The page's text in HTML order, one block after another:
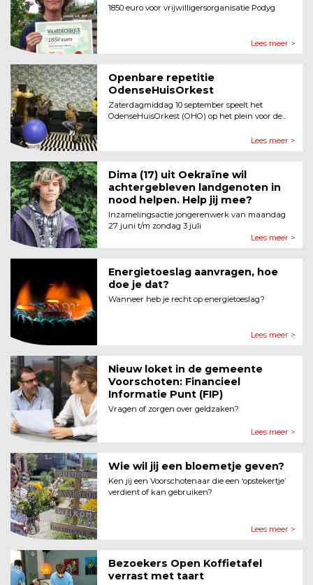
1850 euro voor vrijwilligersorganisatie Podyg
Lees meer >
Openbare repetitie
OdenseHuisOrkest
Zaterdagmiddag 10 september speelt het
OdenseHuisOrkest (OHO) op het plein voor de...
Lees meer >
Dima (17) uit Oekraïne wil
achtergebleven landgenoten in
nood helpen. Help jij mee?
Inzamelingsactie jongerenwerk van maandag
27 juni t/m zondag 3 juli
Lees meer >
Energietoeslag aanvragen, hoe
doe je dat?
Wanneer heb je recht op energietoeslag?
Lees meer >
Nieuw loket in de gemeente
Voor­schoten: Financieel
Informatie Punt (FIP)
Vragen of zorgen over geldzaken?
Lees meer >
Wie wil jij een bloemetje geven?
Ken jij een Voorschotenaar die een ‘opstekertje’
verdient of kan gebruiken?
Lees meer >
Bezoekers Open Koffietafel
verrast met taart